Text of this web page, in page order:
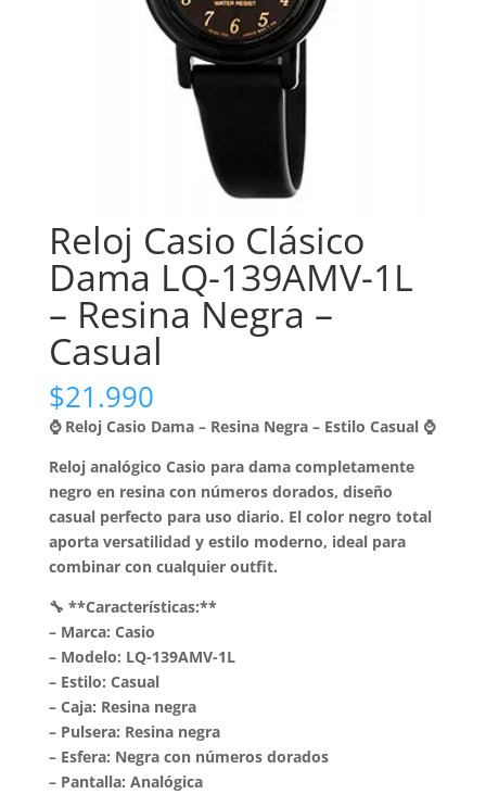
Reloj Casio Clásico
Dama LQ-139AMV-1L
– Resina Negra –
Casual
$21.990
⌚ Reloj Casio Dama – Resina Negra – Estilo Casual ⌚
Reloj analógico Casio para dama completamente
negro en resina con números dorados, diseño
casual perfecto para uso diario. El color negro total
aporta versatilidad y estilo moderno, ideal para
combinar con cualquier outfit.
🔧 **Características:**
– Marca: Casio
– Modelo: LQ-139AMV-1L
– Estilo: Casual
– Caja: Resina negra
– Pulsera: Resina negra
– Esfera: Negra con números dorados
– Pantalla: Analógica